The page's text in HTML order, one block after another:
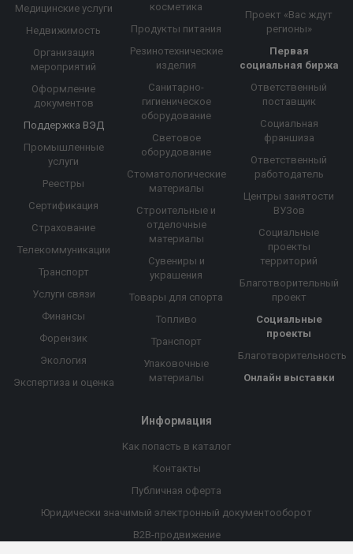
Медицинские услуги
Недвижимость
Организация
мероприятий
Оформление
документов
Поддержка ВЭД
Промышленные
услуги
Реестры
Сертификация
Страхование
Телекоммуникации
Транспорт
Услуги связи
Финансы
Форензик
Экология
Экспертиза и оценка
косметика
Продукты питания
Резинотехнические
изделия
Санитарно-
гигиеническое
оборудование
Световое
оборудование
Стоматологические
материалы
Строительные и
отделочные
материалы
Сувениры и
украшения
Товары для спорта
Топливо
Транспорт
Упаковочные
материалы
Проект «Вас ждут
регионы»
Первая
социальная биржа
Ответственный
поставщик
Социальная
франшиза
Ответственный
работодатель
Центры занятости
ВУЗов
Социальные
проекты
территорий
Благотворительный
проект
Социальные
проекты
Благотворительность
Онлайн выставки
Информация
Как попасть в каталог
Контакты
Публичная оферта
Юридически значимый электронный документооборот
B2B-продвижение